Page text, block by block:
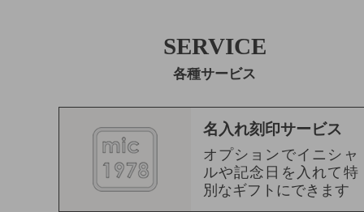
SERVICE
各種サービス
名入れ刻印サービス
オプションでイニシャ
ルや記念日を入れて特
別なギフトにできます